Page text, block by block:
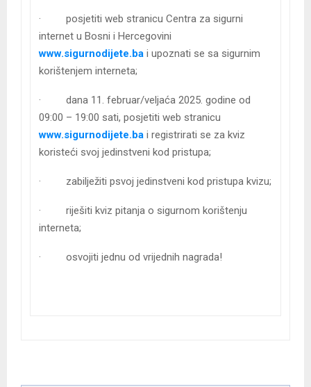
· posjetiti web stranicu Centra za sigurni
internet u Bosni i Hercegovini
www.sigurnodijete.ba i upoznati se sa sigurnim
korištenjem interneta;
· dana 11. februar/veljaća 2025. godine od
09:00 – 19:00 sati, posjetiti web stranicu
www.sigurnodijete.ba i registrirati se za kviz
koristeći svoj jedinstveni kod pristupa;
· zabilježiti psvoj jedinstveni kod pristupa kvizu;
· riješiti kviz pitanja o sigurnom korištenju
interneta;
· osvojiti jednu od vrijednih nagrada!